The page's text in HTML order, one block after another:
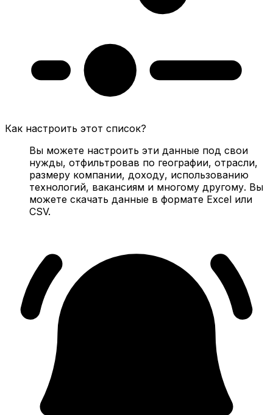
Как настроить этот список?
Вы можете настроить эти данные под свои
нужды, отфильтровав по географии, отрасли,
размеру компании, доходу, использованию
технологий, вакансиям и многому другому. Вы
можете скачать данные в формате Excel или
CSV.